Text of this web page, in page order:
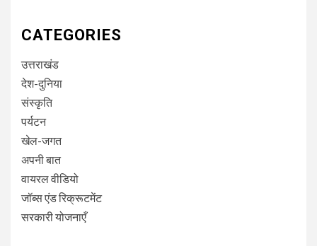
CATEGORIES
उत्तराखंड
देश-दुनिया
संस्कृति
पर्यटन
खेल-जगत
अपनी बात
वायरल वीडियो
जॉब्स एंड रिक्रूटमेंट
सरकारी योजनाएँ